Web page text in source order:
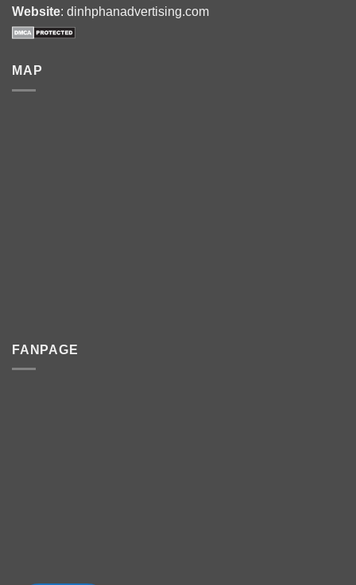
Website: dinhphanadvertising.com
MAP
FANPAGE